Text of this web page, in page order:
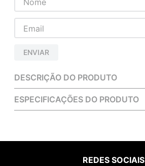
ENVIAR
DESCRIÇÃO DO PRODUTO
ESPECIFICAÇÕES DO PRODUTO
REDES SOCIAIS